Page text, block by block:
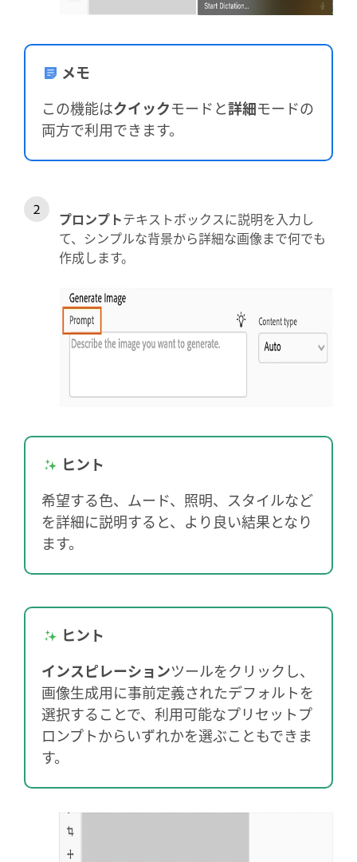
メモ
この機能はクイックモードと詳細モードの
両方で利用できます。
プロンプトテキストボックスに説明を入力し
て、シンプルな背景から詳細な画像まで何でも
作成します。
ヒント
希望する色、ムード、照明、スタイルなど
を詳細に説明すると、より良い結果となり
ます。
ヒント
インスピレーションツールをクリックし、
画像生成用に事前定義されたデフォルトを
選択することで、利用可能なプリセットプ
ロンプトからいずれかを選ぶこともできま
す。